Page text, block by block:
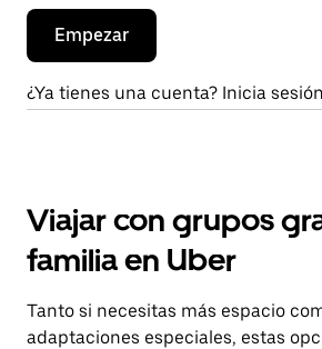
Empezar
¿Ya tienes una cuenta? Inicia sesión
Viajar con grupos
familia en Uber
Tanto si necesitas más espacio
adaptaciones especiales, estas